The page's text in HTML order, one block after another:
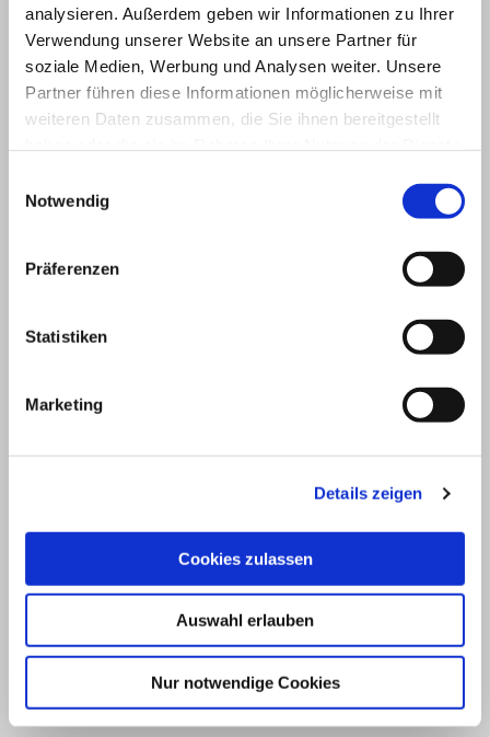
analysieren. Außerdem geben wir Informationen zu Ihrer
Verwendung unserer Website an unsere Partner für
soziale Medien, Werbung und Analysen weiter. Unsere
Partner führen diese Informationen möglicherweise mit
weiteren Daten zusammen, die Sie ihnen bereitgestellt
Notwendig
Präferenzen
Statistiken
Marketing
Details zeigen
Cookies zulassen
Auswahl erlauben
Nur notwendige Cookies